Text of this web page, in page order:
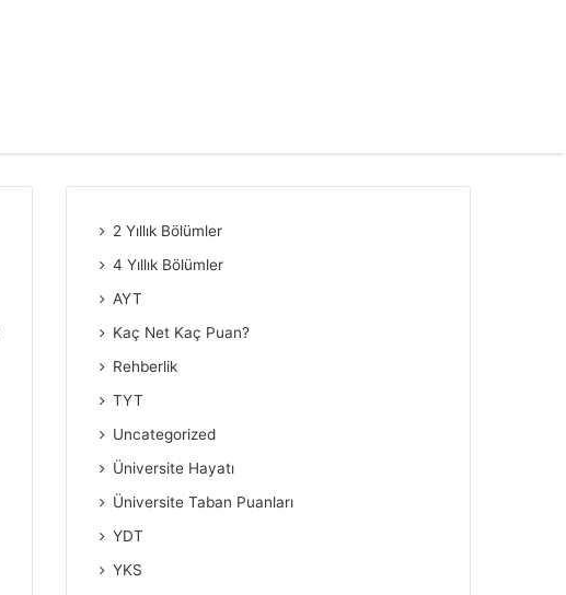
2 Yıllık Bölümler
4 Yıllık Bölümler
AYT
Kaç Net Kaç Puan?
Rehberlik
TYT
Uncategorized
Üniversite Hayatı
Üniversite Taban Puanları
YDT
YKS